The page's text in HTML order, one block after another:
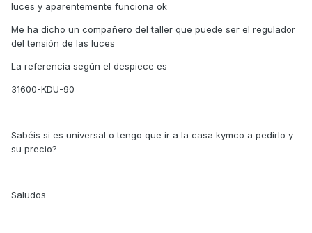
luces y aparentemente funciona ok
Me ha dicho un compañero del taller que puede ser el regulador
del tensión de las luces
La referencia según el despiece es
31600-KDU-90
Sabéis si es universal o tengo que ir a la casa kymco a pedirlo y
su precio?
Saludos